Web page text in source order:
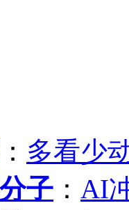
： 多看少
子 ： AI